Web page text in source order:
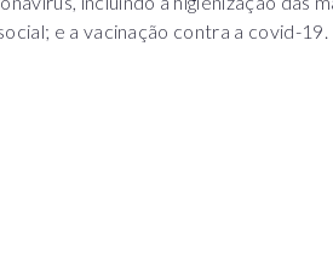
e a vacinação contra a covid-19.